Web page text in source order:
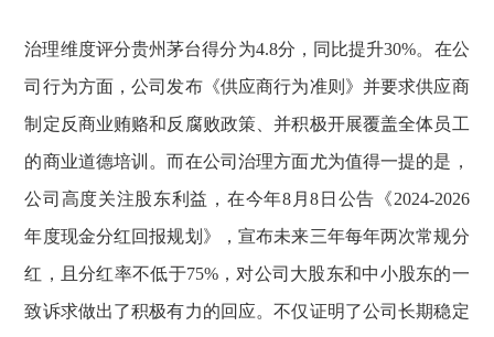
治理维度评分贵州茅台得分为4.8分，同比提升30%。在公
司行为方面，公司发布《供应商行为准则》并要求供应商
制定反商业贿赂和反腐败政策、并积极开展覆盖全体员工
的商业道德培训。而在公司治理方面尤为值得一提的是，
公司高度关注股东利益，在今年8月8日公告《2024-2026
年度现金分红回报规划》，宣布未来三年每年两次常规分
红，且分红率不低于75%，对公司大股东和中小股东的一
致诉求做出了积极有力的回应。不仅证明了公司长期稳定